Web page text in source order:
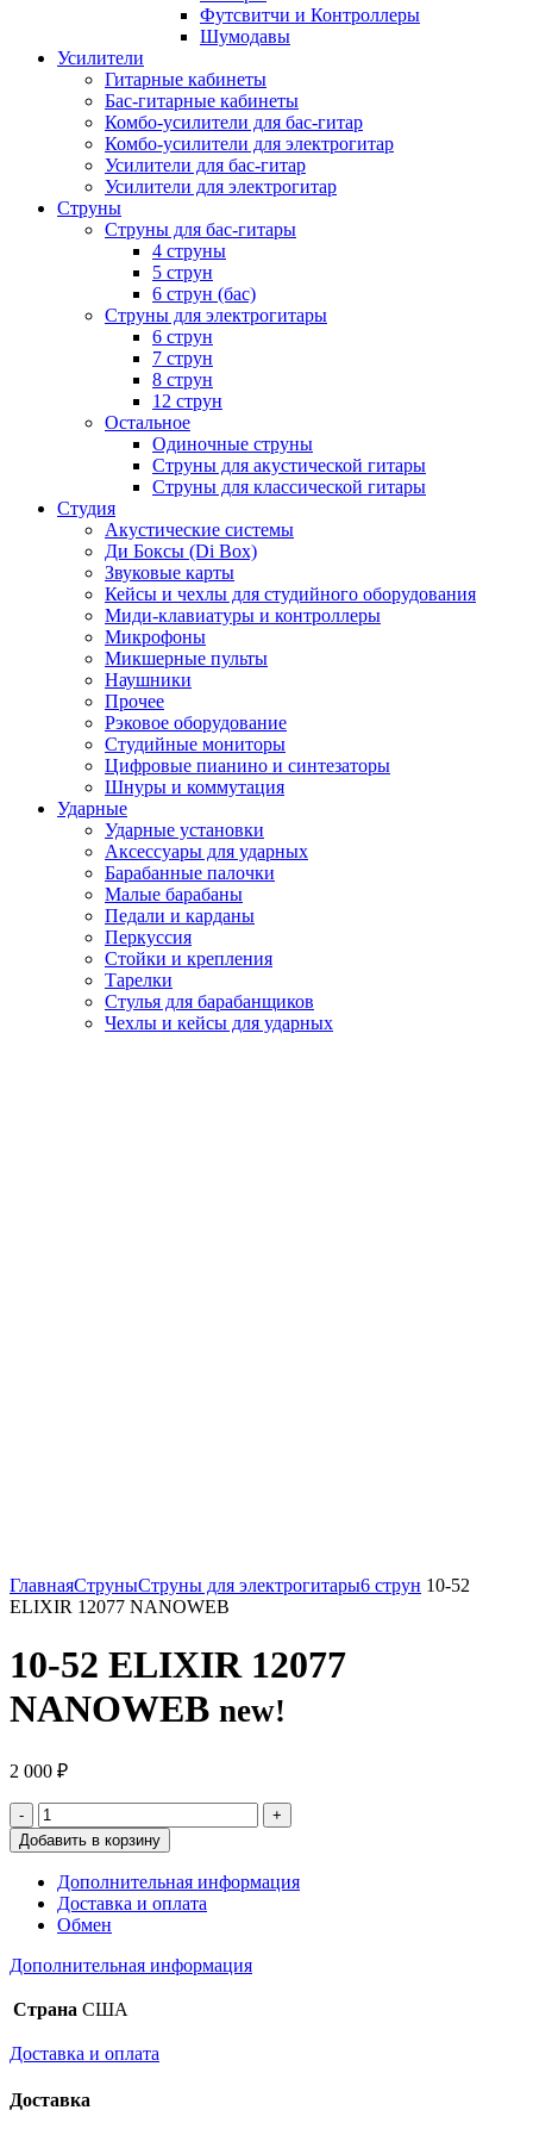
Футсвитчи и Контроллеры
Шумодавы
Усилители
Гитарные кабинеты
Бас-гитарные кабинеты
Комбо-усилители для бас-гитар
Комбо-усилители для электрогитар
Усилители для бас-гитар
Усилители для электрогитар
Струны
Струны для бас-гитары
4 струны
5 струн
6 струн (бас)
Струны для электрогитары
6 струн
7 струн
8 струн
12 струн
Остальное
Одиночные струны
Струны для акустической гитары
Струны для классической гитары
Студия
Акустические системы
Ди Боксы (Di Box)
Звуковые карты
Кейсы и чехлы для студийного оборудования
Миди-клавиатуры и контроллеры
Микрофоны
Микшерные пульты
Наушники
Прочее
Рэковое оборудование
Студийные мониторы
Цифровые пианино и синтезаторы
Шнуры и коммутация
Ударные
Ударные установки
Аксессуары для ударных
Барабанные палочки
Малые барабаны
Педали и карданы
Перкуссия
Стойки и крепления
Тарелки
Стулья для барабанщиков
Чехлы и кейсы для ударных
ГлавнаяСтруныСтруны для электрогитары6 струн 10-52
ELIXIR 12077 NANOWEB
10-52 ELIXIR 12077
NANOWEB new!
2 000 ₽
Добавить в корзину
Дополнительная информация
Доставка и оплата
Обмен
Дополнительная информация
Страна США
Доставка и оплата
Доставка